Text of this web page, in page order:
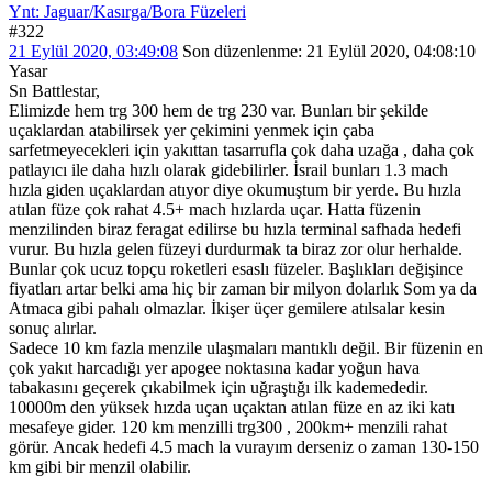
Ynt: Jaguar/Kasırga/Bora Füzeleri
#322
21 Eylül 2020, 03:49:08 Son düzenlenme: 21 Eylül 2020, 04:08:10
Yasar
Sn Battlestar,
Elimizde hem trg 300 hem de trg 230 var. Bunları bir şekilde
uçaklardan atabilirsek yer çekimini yenmek için çaba
sarfetmeyecekleri için yakıttan tasarrufla çok daha uzağa , daha çok
patlayıcı ile daha hızlı olarak gidebilirler. İsrail bunları 1.3 mach
hızla giden uçaklardan atıyor diye okumuştum bir yerde. Bu hızla
atılan füze çok rahat 4.5+ mach hızlarda uçar. Hatta füzenin
menzilinden biraz feragat edilirse bu hızla terminal safhada hedefi
vurur. Bu hızla gelen füzeyi durdurmak ta biraz zor olur herhalde.
Bunlar çok ucuz topçu roketleri esaslı füzeler. Başlıkları değişince
fiyatları artar belki ama hiç bir zaman bir milyon dolarlık Som ya da
Atmaca gibi pahalı olmazlar. İkişer üçer gemilere atılsalar kesin
sonuç alırlar.
Sadece 10 km fazla menzile ulaşmaları mantıklı değil. Bir füzenin en
çok yakıt harcadığı yer apogee noktasına kadar yoğun hava
tabakasını geçerek çıkabilmek için uğraştığı ilk kademededir.
10000m den yüksek hızda uçan uçaktan atılan füze en az iki katı
mesafeye gider. 120 km menzilli trg300 , 200km+ menzili rahat
görür. Ancak hedefi 4.5 mach la vurayım derseniz o zaman 130-150
km gibi bir menzil olabilir.